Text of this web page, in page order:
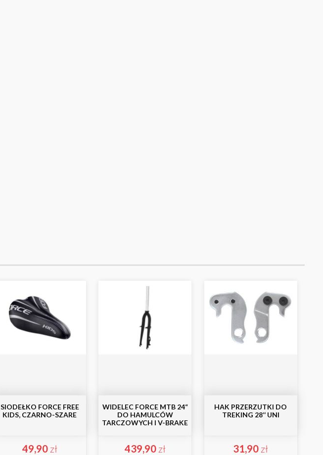
SIODEŁKO FORCE FREE
KIDS, CZARNO-SZARE
49,90 zł
WIDELEC FORCE MTB 24“
DO HAMULCÓW
TARCZOWYCH I V-BRAKE
439,90 zł
HAK PRZERZUTKI DO
TREKING 28‘‘ UNI
31,90 zł